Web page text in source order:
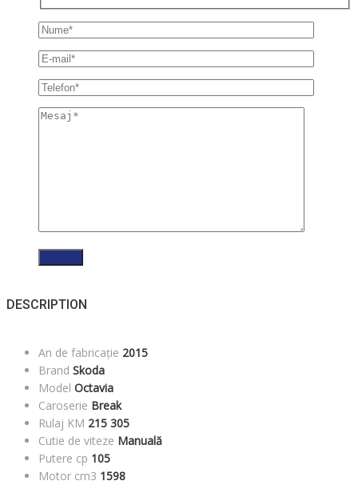
DESCRIPTION
An de fabricație 2015
Brand Skoda
Model Octavia
Caroserie Break
Rulaj KM 215 305
Cutie de viteze Manuală
Putere cp 105
Motor cm3 1598